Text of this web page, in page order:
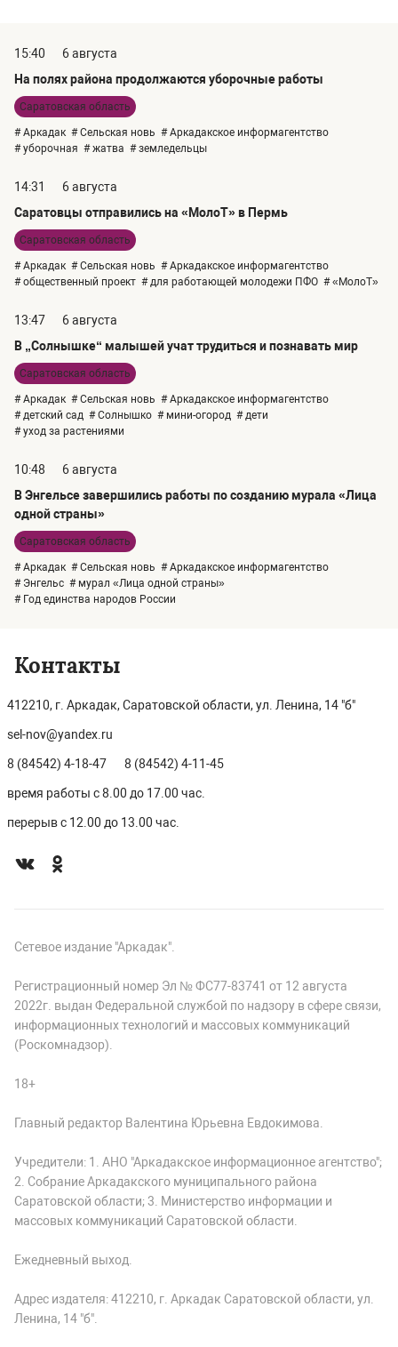
15:40
6 августа
На полях района продолжаются уборочные работы
Саратовская область
# Аркадак # Сельская новь # Аркадакское информагентство
# уборочная # жатва # земледельцы
14:31
6 августа
Саратовцы отправились на «МолоТ» в Пермь
Саратовская область
# Аркадак # Сельская новь # Аркадакское информагентство
# общественный проект # для работающей молодежи ПФО # «МолоТ»
13:47
6 августа
В „Солнышке“ малышей учат трудиться и познавать мир
Саратовская область
# Аркадак # Сельская новь # Аркадакское информагентство
# детский сад # Солнышко # мини-огород # дети
# уход за растениями
10:48
6 августа
В Энгельсе завершились работы по созданию мурала «Лица
одной страны»
Саратовская область
# Аркадак # Сельская новь # Аркадакское информагентство
# Энгельс # мурал «Лица одной страны»
# Год единства народов России
Контакты
412210, г. Аркадак, Саратовской области, ул. Ленина, 14 "б"
sel-nov@yandex.ru
8 (84542) 4-18-47 8 (84542) 4-11-45
время работы с 8.00 до 17.00 час.
перерыв с 12.00 до 13.00 час.
Сетевое издание "Аркадак".
Регистрационный номер Эл № ФС77-83741 от 12 августа
2022г. выдан Федеральной службой по надзору в сфере связи,
информационных технологий и массовых коммуникаций
(Роскомнадзор).
18+
Главный редактор Валентина Юрьевна Евдокимова.
Учредители: 1. АНО "Аркадакское информационное агентство";
2. Собрание Аркадакского муниципального района
Саратовской области; 3. Министерство информации и
массовых коммуникаций Саратовской области.
Ежедневный выход.
Адрес издателя: 412210, г. Аркадак Саратовской области, ул.
Ленина, 14 "б".